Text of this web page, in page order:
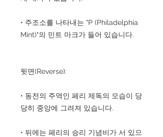
• 주조소를 나타내는 "P (Philadelphia
Mint)"의 민트 마크가 들어 있습니다.
뒷면(Reverse):
• 동전의 주역인 페리 제독의 모습이 당
당히 중앙에 그려져 있습니다.
• 뒤에는 페리의 승리 기념비가 서 있으